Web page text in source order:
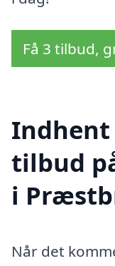
Få 3 tilbud,
tilbud
i
Når det